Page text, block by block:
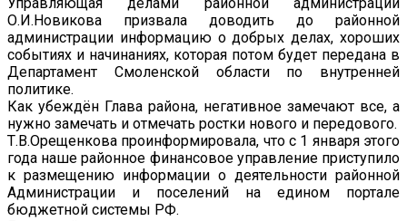
О.И.Новикова призвала доводить до районной
администрации информацию о добрых делах, хороших
событиях и начинаниях, которая потом будет передана в
Департамент Смоленской области по внутренней
политике.
Как убеждён Глава района, негативное замечают все, а
нужно замечать и отмечать ростки нового и передового.
Т.В.Орещенкова проинформировала, что с 1 января этого
года наше районное финансовое управление приступило
к размещению информации о деятельности районной
Администрации и поселений на едином портале
бюджетной системы РФ.